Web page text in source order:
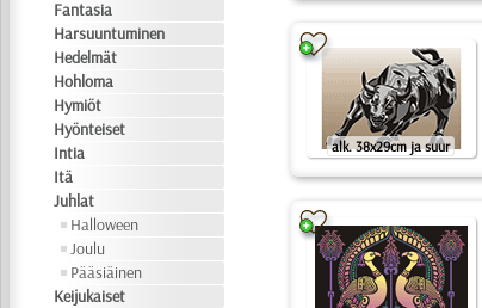
Fantasia
Harsuuntuminen
Hedelmät
Hohloma
Hymiöt
Hyönteiset
Intia
Itä
Juhlat
Halloween
Joulu
Pääsiäinen
Keijukaiset
alk. 38x29cm ja suur